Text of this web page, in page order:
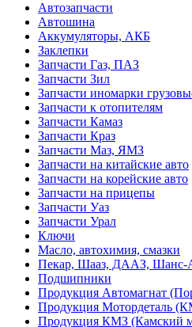
Автозапчасти
Автошина
Аккумуляторы, АКБ
Заклепки
Запчасти Газ, ПАЗ
Запчасти Зил
Запчасти иномарки
Запчасти к отопителям
Запчасти Камаз
Запчасти Краз
Запчасти Маз, ЯМЗ
Запчасти на китайские авто
Запчасти на корейские авто
Запчасти на прицепы
Запчасти Уаз
Запчасти Урал
Ключи
Масло, автохимия, смазки
Пекар, Шааз, ДААЗ, Шанс-
Подшипники
Продукция Автомагнат
Продукция Мотордеталь
Продукция КМЗ (Камский